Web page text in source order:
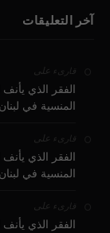
آخر التعليقات
قارىء على
الفقر الذي
المنسية في لبنان
قارىء على
الفقر الذي
المنسية في لبنان
قارىء على
الفقر الذي